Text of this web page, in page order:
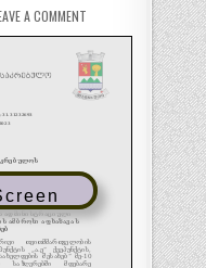
A COMMENT